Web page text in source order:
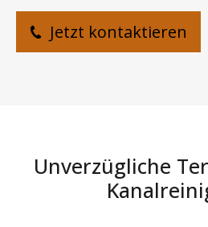
Jetzt kontaktieren
Unverzügliche